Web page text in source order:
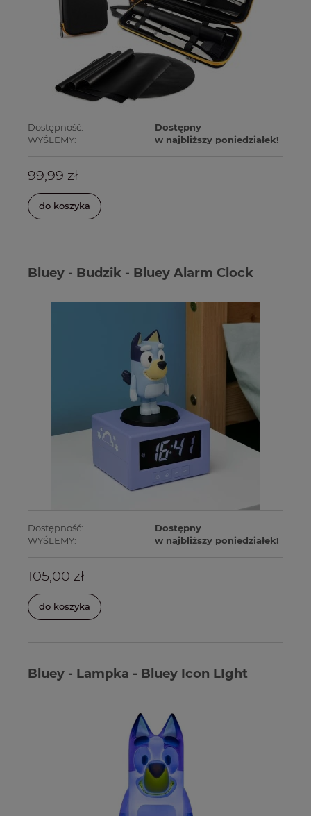
Dostępność:
Dostępny
WYŚLEMY:
w najbliższy poniedziałek!
99,99 zł
do koszyka
Bluey - Budzik - Bluey Alarm Clock
Dostępność:
Dostępny
WYŚLEMY:
w najbliższy poniedziałek!
105,00 zł
do koszyka
Bluey - Lampka - Bluey Icon LIght